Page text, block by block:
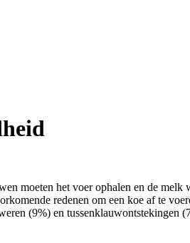
moeten het voer ophalen en de
redenen om een koe af te
(9%) en tussenklauwontstekingen